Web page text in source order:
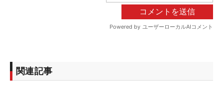
関連記事